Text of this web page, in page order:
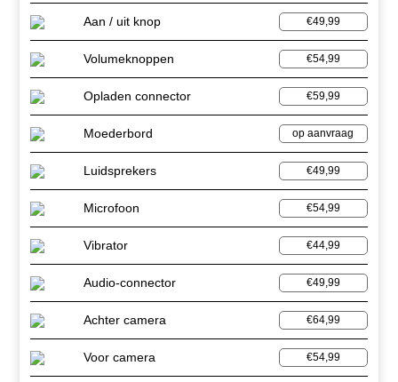
Aan / uit knop €49,99
Volumeknoppen €54,99
Opladen connector €59,99
Moederbord op aanvraag
Luidsprekers €49,99
Microfoon €54,99
Vibrator €44,99
Audio-connector €49,99
Achter camera €64,99
Voor camera €54,99